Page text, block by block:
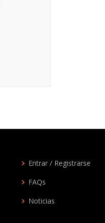
Entrar / Registrarse
FAQs
Noticias